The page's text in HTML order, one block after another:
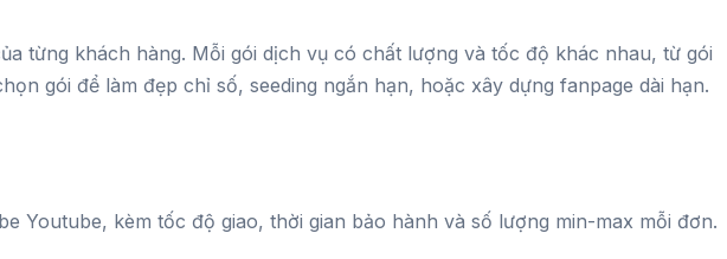
từng khách hàng. Mỗi gói dịch vụ có chất lượng và tốc độ khác nhau, từ gói
gói để làm đẹp chỉ số, seeding ngắn hạn, hoặc xây dựng fanpage dài hạn.
Youtube, kèm tốc độ giao, thời gian bảo hành và số lượng min-max mỗi đơn.